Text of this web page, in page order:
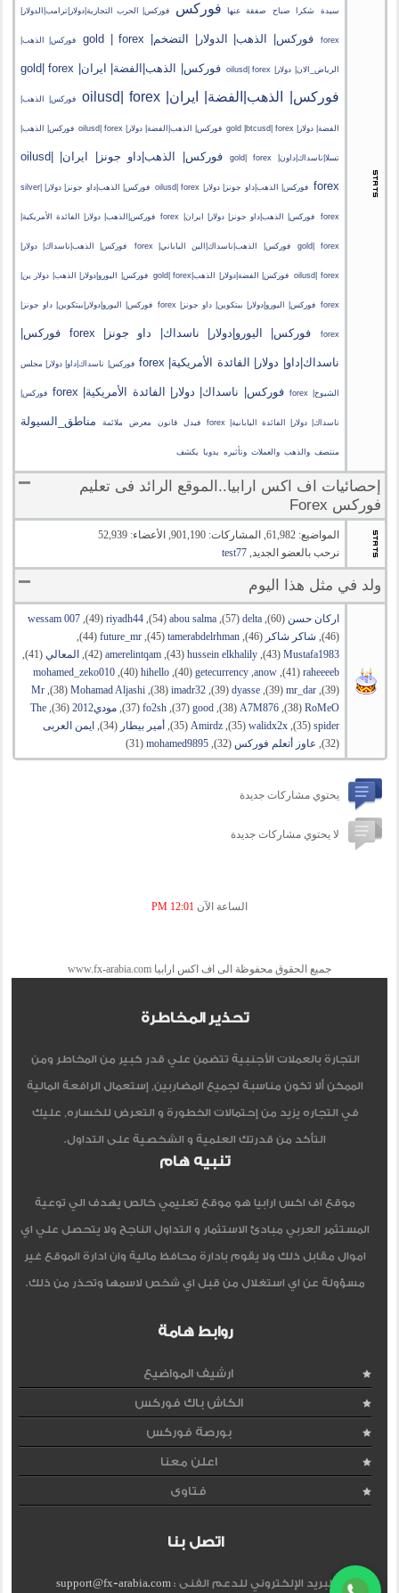
سيدة شكرا صباح صفقة عنها فوركس فوركس| الحرب التجارية|دولار|ترامب|الدولار|
forex فوركس| الذهب| الدولار| التضخم| gold | forex فوركس| الذهب|
الرياض_الان| دولار| oilusd| forex فوركس| الذهب|الفضة| ايران| gold| forex
فوركس| الذهب|الفضة| ايران| oilusd| forex فوركس| الذهب|
الفضة| دولار| gold |btcusd| forex فوركس| الذهب|الفضة| دولار| oilusd| forex فوركس| الذهب|
تسلا|ناسداك|داون| gold| forex فوركس| الذهب|داو جونز| ايران| oilusd|
forex فوركس| الذهب|داو جونز| دولار| oilusd| forex فوركس| الذهب|داو جونز| دولار| silver|
forex فوركس| الذهب|داو جونز| دولار| ايران| forex فوركس|الذهب| دولار| الفائدة الأمريكية|
gold| forex فوركس| الذهب|ناسداك|الين الياباني| forex فوركس| الذهب|ناسداك| دولار|
oilusd| forex فوركس| الفضة|دولار| الذهب|gold| forex فوركس| اليورو|دولار| الذهب| دولار ين|
forex فوركس| اليورو|دولار| بيتكوين| داو جونز| forex فوركس| اليورو|دولار|بيتكوين| داو جونز|
forex فوركس| اليورو|دولار| ناسداك| داو جونز| forex فوركس|
ناسداك|داو| دولار| الفائدة الأمريكية| forex فوركس| ناسداك|داو| دولار| مجلس
الشيوخ| forex فوركس| ناسداك| دولار| الفائدة الأمريكية| forex فوركس|
ناسداك| دولار| الفائدة اليابانية| forex فيدل قانون معرض ملائمة مناطق_السيولة
منتصف والذهب والعملات وتأثيره يدويا يكشف
إحصائيات اف اكس ارابيا..الموقع الرائد فى تعليم
فوركس Forex
المواضيع: 61,982, المشاركات: 901,190, الأعضاء: 52,939
نرحب بالعضو الجديد,test77
ولد في مثل هذا اليوم
اركان حسن ‏(60), ‏
delta
‏(57), ‏
abou salma
‏(54), ‏
riyadh44
‏(49), ‏
wessam 007
‏(46), ‏
شاكر شاكر ‏(46), ‏
tamerabdelrhman
‏(45), ‏
future_mr
‏(44),
‏
Mustafa1983
‏(43), ‏
hussein elkhalily
‏(43), ‏
amerelintqam
‏(42), ‏ المعالي
‏(41),
‏
raheeeeb
‏(41), ‏
anow
, ‏
getecurrency
‏(40), ‏
hihello
‏(40), ‏
mohamed_zeko010
‏(39), ‏
mr_dar
‏(39), ‏
dyasse
‏(39), ‏
imadr32
‏(38), ‏
Mohamad Aljashi
‏(38), ‏
Mr
RoMeO
‏(38), ‏
A7M876
‏(38), ‏
good
‏(37), ‏
fo2sh
‏(37), ‏ مودي2012 ‏(36), ‏
The
spider
‏(35), ‏
walidx2x
‏(35), ‏
Amirdz
‏(35), ‏ أمير بيطار ‏(34), ‏
ايمن العربى
‏(32), ‏
عاوز أتعلم فوركس ‏(32), ‏
mohamed9895
‏(31)
يحتوي مشاركات جديدة
لا يحتوي مشاركات جديدة
الساعة الآن 12:01 PM
جميع الحقوق محفوظة الى اف اكس ارابيا www.fx-arabia.com
تحذير المخاطرة
التجارة بالعملات الأجنبية تتضمن علي قدر كبير من المخاطر ومن
الممكن ألا تكون مناسبة لجميع المضاربين, إستعمال الرافعة المالية
في التجاره يزيد من إحتمالات الخطورة و التعرض للخساره, عليك
التأكد من قدرتك العلمية و الشخصية على التداول.
تنبيه هام
موقع اف اكس ارابيا هو موقع تعليمي خالص يهدف الي توعية
المستثمر العربي مبادئ الاستثمار و التداول الناجح ولا يتحصل علي اي
اموال مقابل ذلك ولا يقوم بادارة محافظ مالية وان ادارة الموقع غير
مسؤولة عن اي استغلال من قبل اي شخص لاسمها وتحذر من ذلك.
روابط هامة
ارشيف المواضيع
الكاش باك فوركس
بورصة فوركس
اعلن معنا
فتاوى
اتصل بنا
البريد الإلكتروني للدعم الفنى :support@fx-arabia.com